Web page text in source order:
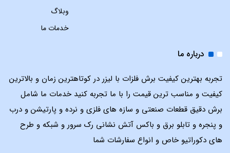
وبلاگ
خدمات ما
درباره ما
تجربه بهترین کیفیت برش فلزات با لیزر در کوتاهترین زمان و بالاترین
کیفیت و مناسب ترین قیمت را با ما تجربه کنید خدمات ما شامل
برش دقیق قطعات صنعتی و سازه های فلزی و نرده و پارتیشن و درب
و پنجره و تابلو برق و باکس آتش نشانی رک سرور و شبکه و طرح
های دکوراتیو خاص و انواع سفارشات شما